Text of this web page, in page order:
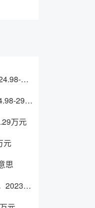
比亚迪唐家族冠军版正式上市，售价24.98-30.98万元
比亚迪唐EV冠军版正式上市，售价24.98-29.98万元
万元
元
思
2023款奥迪Q5 e-tron售价29.85万起，2023款奥迪Q5 e-tron上市